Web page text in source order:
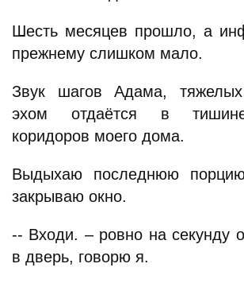
Шесть месяцев прошло, а
прежнему слишком мало.
Звук шагов Адама,
эхом отдаётся в
коридоров моего дома.
Выдыхаю последнюю
закрываю окно.
-- Входи. – ровно на секунду
в дверь, говорю я.